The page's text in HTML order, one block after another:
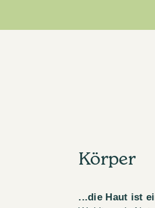
Körper
...die Haut ist